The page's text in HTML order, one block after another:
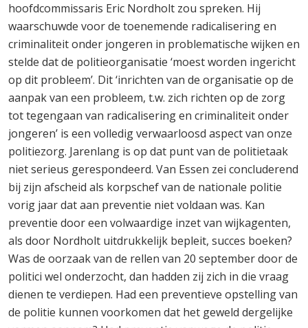
hoofdcommissaris Eric Nordholt zou spreken. Hij
waarschuwde voor de toenemende radicalisering en
criminaliteit onder jongeren in problematische wijken en
stelde dat de politieorganisatie ‘moest worden ingericht
op dit probleem’. Dit ‘inrichten van de organisatie op de
aanpak van een probleem, t.w. zich richten op de zorg
tot tegengaan van radicalisering en criminaliteit onder
jongeren’ is een volledig verwaarloosd aspect van onze
politiezorg. Jarenlang is op dat punt van de politietaak
niet serieus gerespondeerd. Van Essen zei concluderend
bij zijn afscheid als korpschef van de nationale politie
vorig jaar dat aan preventie niet voldaan was. Kan
preventie door een volwaardige inzet van wijkagenten,
als door Nordholt uitdrukkelijk bepleit, succes boeken?
Was de oorzaak van de rellen van 20 september door de
politici wel onderzocht, dan hadden zij zich in die vraag
dienen te verdiepen. Had een preventieve opstelling van
de politie kunnen voorkomen dat het geweld dergelijke